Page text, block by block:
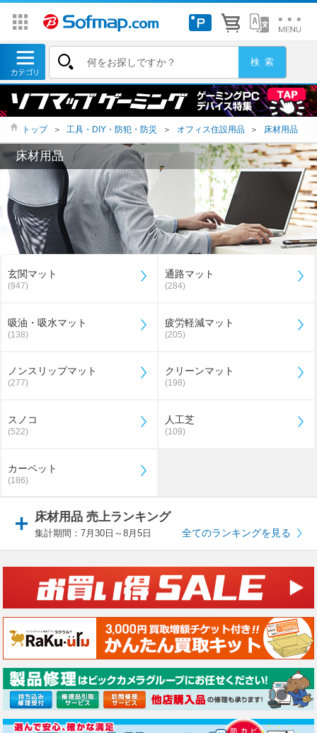
トップ ＞ 工具・DIY・防犯・防災 ＞ オフィス住設用品 ＞ 床材用品
床材用品
玄関マット
(947)
通路マット
(284)
吸油・吸水マット
(138)
疲労軽減マット
(205)
ノンスリップマット
(277)
クリーンマット
(198)
スノコ
(522)
人工芝
(109)
カーペット
(186)
床材用品 売上ランキング
集計期間：7月30日～8月5日 全てのランキングを見る